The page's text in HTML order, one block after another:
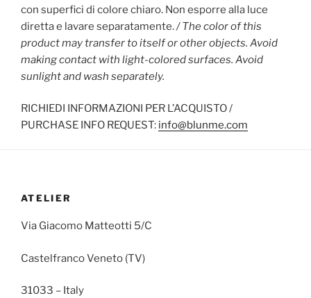
con superfici di colore chiaro. Non esporre alla luce
diretta e lavare separatamente./ The color of this
product may transfer to itself or other objects. Avoid
making contact with light-colored surfaces. Avoid
sunlight and wash separately.
RICHIEDI INFORMAZIONI PER L’ACQUISTO /
PURCHASE INFO REQUEST: info@blunme.com
ATELIER
Via Giacomo Matteotti 5/C
Castelfranco Veneto (TV)
31033 – Italy